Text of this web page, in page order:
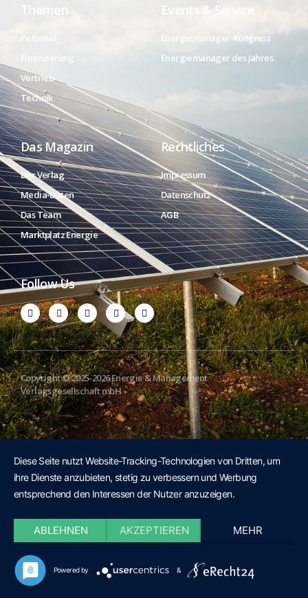
Themen
Finanzierung
Vertrieb
Technik
Events & Service
Energiemanager-Kongress
Energiemanager des Jahres
Das Magazin
Der Verlag
Media-Daten
Das Team
Marktplatz Energie
Rechtliches
Impressum
Datenschutz
AGB
Follow Us
Copyright © 2025-2026 Energie & Management
Verlagsgesellschaft mbH
Diese Seite nutzt Website-Tracking-Technologien von Dritten, um
ihre Dienste anzubieten, stetig zu verbessern und Werbung
entsprechend den Interessen der Nutzer anzuzeigen.
ABLEHNEN AKZEPTIEREN MEHR
Powered by &